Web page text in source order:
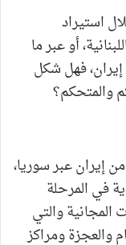
استيراد
أو عبر ما
فهل شكل
والمتحكم؟
إيران عبر سوريا،
في المرحلة
المجانية والتي
والعجزة ومراكز